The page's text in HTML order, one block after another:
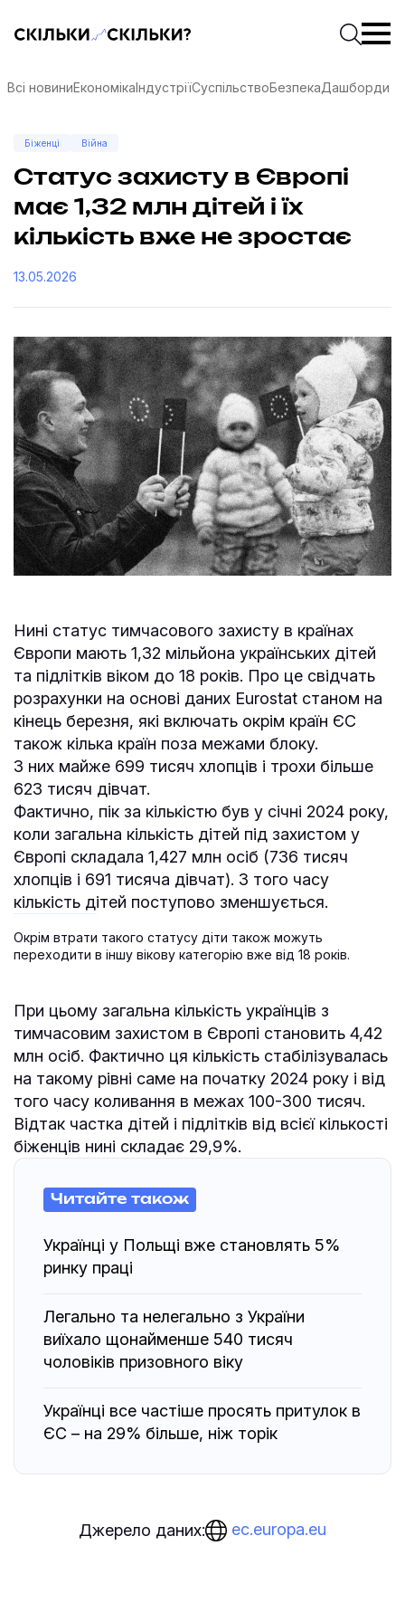
Скільки-скільки? — Медіа про суспільні даніПочати
Всі новиниЕкономікаІндустріїСуспільствоБезпекаДашборди
Біженці Війна
Статус захисту в Європі
має 1,32 млн дітей і їх
кількість вже не зростає
13.05.2026
Нині статус тимчасового захисту в країнах
Європи мають 1,32 мільйона українських дітей
та підлітків віком до 18 років. Про це свідчать
розрахунки на основі даних Eurostat станом на
кінець березня, які включать окрім країн ЄС
також кілька країн поза межами блоку.
З них майже 699 тисяч хлопців і трохи більше
623 тисяч дівчат.
Фактично, пік за кількістю був у січні 2024 року,
коли загальна кількість дітей під захистом у
Європі складала 1,427 млн осіб (736 тисяч
хлопців і 691 тисяча дівчат). З того часу
кількість дітей поступово зменшується.
Окрім втрати такого статусу діти також можуть
переходити в іншу вікову категорію вже від 18 років.
При цьому загальна кількість українців з
тимчасовим захистом в Європі становить 4,42
млн осіб. Фактично ця кількість стабілізувалась
на такому рівні саме на початку 2024 року і від
того часу коливання в межах 100-300 тисяч.
Відтак частка дітей і підлітків від всієї кількості
біженців нині складає 29,9%.
Читайте також
Українці у Польщі вже становлять 5%
ринку праці
Легально та нелегально з України
виїхало щонайменше 540 тисяч
чоловіків призовного віку
Українці все частіше просять притулок в
ЄС – на 29% більше, ніж торік
Джерело даних: ec.europa.eu